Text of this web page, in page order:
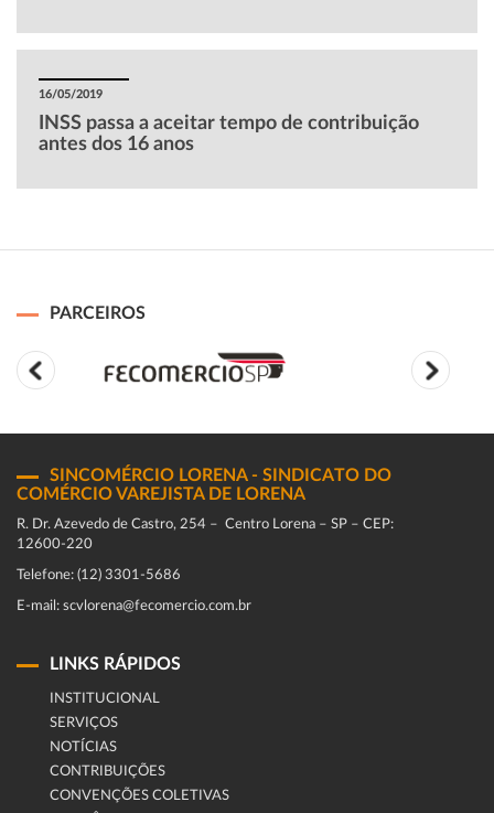
16/05/2019
INSS passa a aceitar tempo de contribuição
antes dos 16 anos
PARCEIROS
SINCOMÉRCIO LORENA - SINDICATO DO
COMÉRCIO VAREJISTA DE LORENA
R. Dr. Azevedo de Castro, 254 – Centro Lorena – SP – CEP:
12600-220
Telefone: (12) 3301-5686
E-mail: scvlorena@fecomercio.com.br
LINKS RÁPIDOS
INSTITUCIONAL
SERVIÇOS
NOTÍCIAS
CONTRIBUIÇÕES
CONVENÇÕES COLETIVAS